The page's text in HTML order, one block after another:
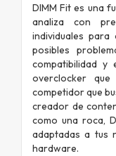
DIMM Fit es una
analiza con
individuales
posibles
compatibilidad y
overclocker
competidor que
creador de
como una roca,
adaptadas a tus
hardware.